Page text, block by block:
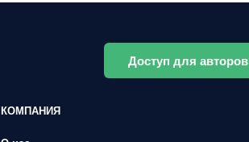
Доступ для авторов
КОМПАНИЯ